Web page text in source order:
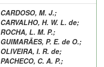
CARDOSO, M. J.;
CARVALHO, H. W. L. de;
ROCHA, L. M. P.;
GUIMARÃES, P. E. de O.;
OLIVEIRA, I. R. de;
PACHECO, C. A. P.;